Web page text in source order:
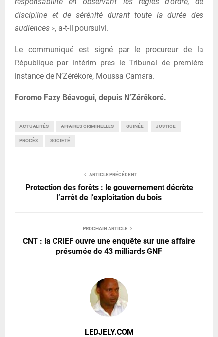
discipline et de sérénité durant toute la durée des
audiences », a-t-il poursuivi.
Le communiqué est signé par le procureur de la
République par intérim près le Tribunal de première
instance de N’Zérékoré, Moussa Camara.
Foromo Fazy Béavogui, depuis N’Zérékoré.
ACTUALITÉS AFFAIRES CRIMINELLES GUINÉE JUSTICE
PROCÈS SOCIETÉ
ARTICLE PRÉCÉDENT
Protection des forêts : le gouvernement décrète
l’arrêt de l’exploitation du bois
PROCHAIN ARTICLE
CNT : la CRIEF ouvre une enquête sur une affaire
présumée de 43 milliards GNF
LEDJELY.COM